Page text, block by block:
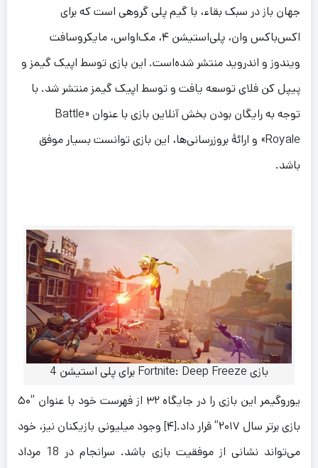
جهان باز در سبک بقاء، با گیم پلی گروهی است که برای
اکس‌باکس وان، پلی‌استیشن ۴، مک‌اواس، مایکروسافت
ویندوز و اندروید منتشر شده‌است. این بازی توسط اپیک گیمز و
پیپل کن فلای توسعه یافت و توسط اپیک گیمز منتشر شد. با
توجه به رایگان بودن بخش آنلاین بازی با عنوان «Battle
Royale» و ارائهٔ بروزرسانی‌ها، این بازی توانست بسیار موفق
باشد.
بازی Fortnite: Deep Freeze برای پلی استیشن 4
یوروگیمر این بازی را در جایگاه ۳۲ از فهرست خود با عنوان “۵۰
بازی برتر سال ۲۰۱۷” قرار داد.[۴] وجود میلیونی بازیکنان نیز، خود
می‌تواند نشانی از موفقیت بازی باشد. سرانجام در 18 مرداد